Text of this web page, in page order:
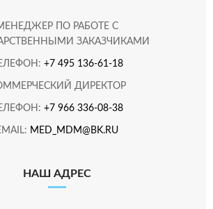
ПО РАБОТЕ С
ЗАКАЗЧИКАМИ
+7 495 136-61-18
ДИРЕКТОР
+7 966 336-08-38
MED_MDM@BK.RU
НАШ АДРЕС